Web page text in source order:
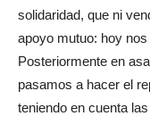
solidaridad, que ni
apoyo mutuo: hoy
Posteriormente en
pasamos a hacer el
teniendo en cuenta